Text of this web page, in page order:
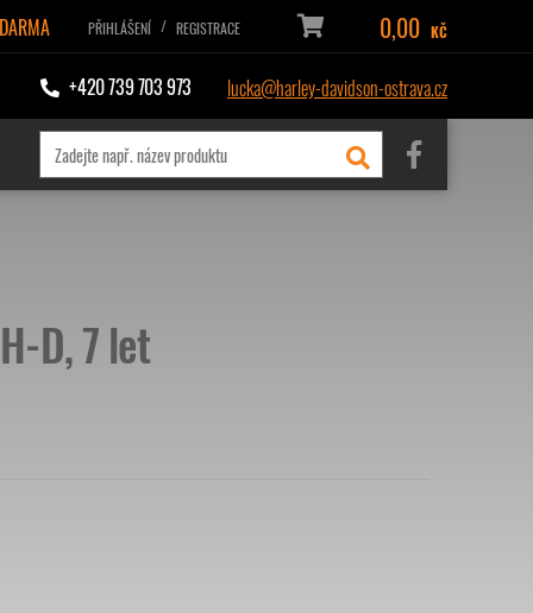
PŘIHLÁŠENÍ / REGISTRACE 0,00 KČ
+420 739 703 973 lucka@harley-davidson-ostrava.cz
D, 7 let